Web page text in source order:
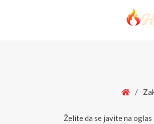
Home
/
Želite da se javite na oglas